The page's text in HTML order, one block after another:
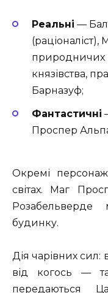
Реальні —
природничих
князівства,
Барназуф;
Фантастичні
Проспер
Окремі
світах. Маг
Розабельверде
будинку.
Дія чарівних сил:
від когось —
передаються